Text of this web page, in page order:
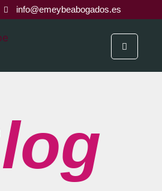
info@emeybeabogados.es